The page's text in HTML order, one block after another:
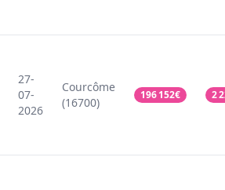
27-
07-
2026
Courcôme
(16700)
196 152€ 2